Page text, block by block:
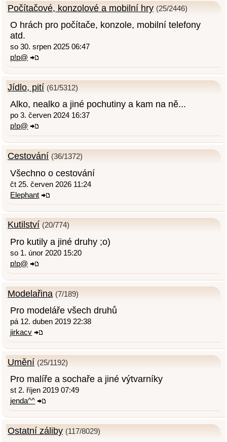
Počítačové, konzolové a mobilní hry (25/2446)
O hrách pro počítače, konzole, mobilní telefony
atd.
so 30. srpen 2025 06:47
p!p@
Jídlo, pití (61/5312)
Alko, nealko a jiné pochutiny a kam na ně...
po 3. červen 2024 16:37
p!p@
Cestování (36/1372)
Všechno o cestování
čt 25. červen 2026 11:24
Elephant
Kutilství (20/774)
Pro kutily a jiné druhy ;o)
so 1. únor 2020 15:20
p!p@
Modelařina (7/189)
Pro modeláře všech druhů
pá 12. duben 2019 22:38
jirkacv
Umění (25/1192)
Pro malíře a sochaře a jiné výtvarníky
st 2. říjen 2019 07:49
jenda^^
Ostatní záliby (117/8029)